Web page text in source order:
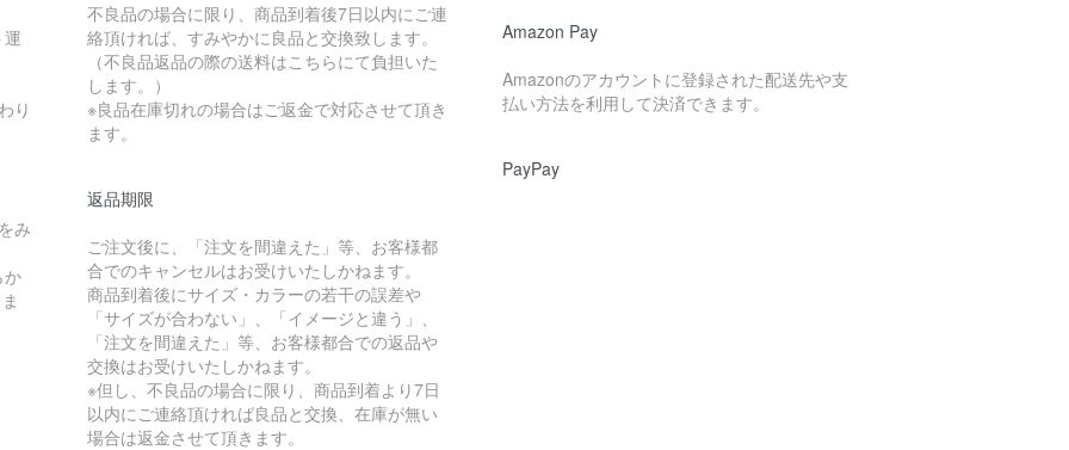
り
み
か
不良品の場合に限り、商品到着後7日以内にご連
絡頂ければ、すみやかに良品と交換致します。
（不良品返品の際の送料はこちらにて負担いた
します。）
※良品在庫切れの場合はご返金で対応させて頂き
ます。
返品期限
ご注文後に、「注文を間違えた」等、お客様都
合でのキャンセルはお受けいたしかねます。
商品到着後にサイズ・カラーの若干の誤差や
「サイズが合わない」、「イメージと違う」、
「注文を間違えた」等、お客様都合での返品や
交換はお受けいたしかねます。
※但し、不良品の場合に限り、商品到着より7日
以内にご連絡頂ければ良品と交換、在庫が無い
場合は返金させて頂きます。
Amazon Pay
Amazonのアカウントに登録された配送先や支
払い方法を利用して決済できます。
PayPay